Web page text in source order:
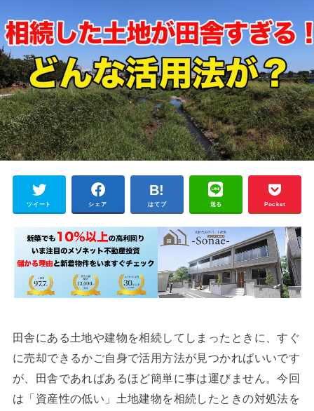
ツイート シェア はてブ 送る Pocket
田舎にある土地や建物を相続してしまったときに、すぐ
に売却できるかご自身で活用方法が見つかればいいです
が、田舎であればあるほど簡単に事は運びません。今回
は「資産性の低い」土地建物を相続したときの対処法を